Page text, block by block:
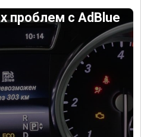
проблем с AdBlue